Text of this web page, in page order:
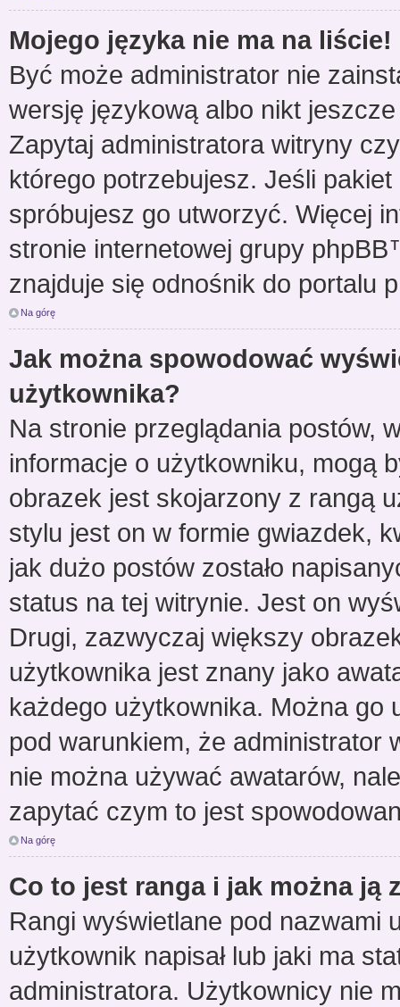
Mojego języka nie ma na liście!
Być może administrator nie
wersję językową albo nikt
Zapytaj administratora witryny
którego potrzebujesz. Jeśli
spróbujesz go utworzyć. Więcej
stronie internetowej grupy
znajduje się odnośnik do portalu
Na górę
Jak można spowodować
użytkownika?
Na stronie przeglądania postów,
informacje o użytkowniku, mogą
obrazek jest skojarzony z rangą
stylu jest on w formie gwiazdek,
jak dużo postów zostało
status na tej witrynie. Jest on
Drugi, zazwyczaj większy
użytkownika jest znany jako
każdego użytkownika. Można go
pod warunkiem, że administrator
nie można używać awatarów,
zapytać czym to jest
Na górę
Co to jest ranga i jak można ją
Rangi wyświetlane pod nazwami
użytkownik napisał lub jaki ma
administratora. Użytkownicy nie